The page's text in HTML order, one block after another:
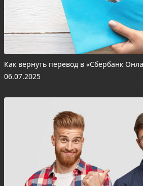
Как вернуть перевод в «Сбербанк
06.07.2025